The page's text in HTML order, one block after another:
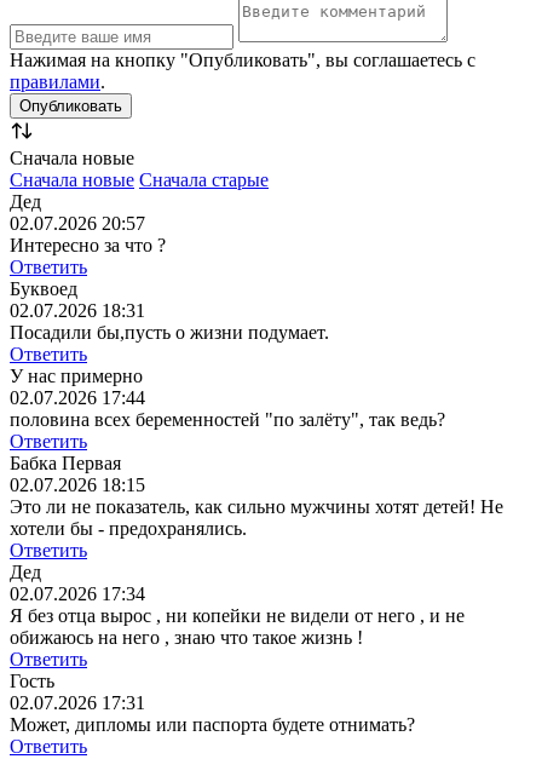
Нажимая на кнопку "Опубликовать", вы соглашаетесь с
правилами.
Сначала новые
Сначала новые Сначала старые
Дед
02.07.2026 20:57
Интересно за что ?
Ответить
Буквоед
02.07.2026 18:31
Посадили бы,пусть о жизни подумает.
Ответить
У нас примерно
02.07.2026 17:44
половина всех беременностей "по залёту", так ведь?
Ответить
Бабка Первая
02.07.2026 18:15
Это ли не показатель, как сильно мужчины хотят детей! Не
хотели бы - предохранялись.
Ответить
Дед
02.07.2026 17:34
Я без отца вырос , ни копейки не видели от него , и не
обижаюсь на него , знаю что такое жизнь !
Ответить
Гость
02.07.2026 17:31
Может, дипломы или паспорта будете отнимать?
Ответить